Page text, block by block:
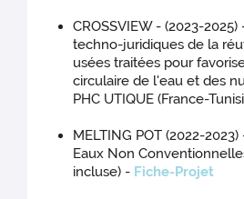
CROSSVIEW - (2023-
techno-juridiques de la
usées traitées pour
circulaire de l'eau et des
PHC UTIQUE (France-
MELTING POT (2022-
Eaux Non
incluse) - Fiche-Projet